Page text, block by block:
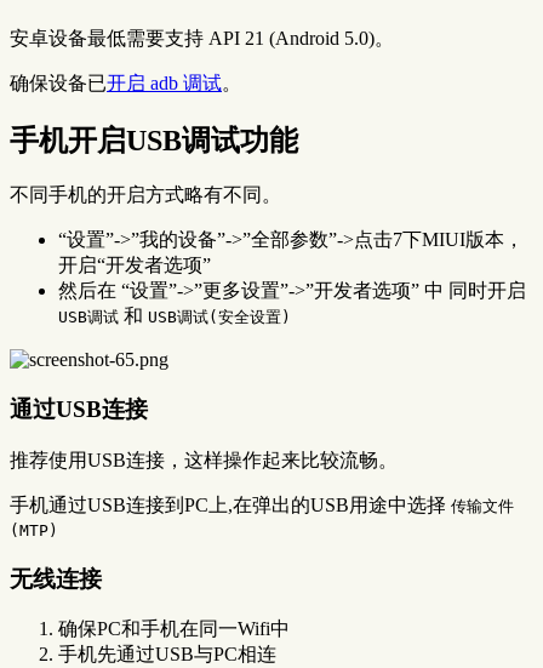
安卓设备最低需要支持 API 21 (Android 5.0)。
确保设备已开启 adb 调试。
手机开启USB调试功能
不同手机的开启方式略有不同。
“设置”->”我的设备”->”全部参数”->点击7下MIUI版本，
开启“开发者选项”
然后在 “设置”->”更多设置”->”开发者选项” 中 同时开启
USB调试 和 USB调试(安全设置)
通过USB连接
推荐使用USB连接，这样操作起来比较流畅。
手机通过USB连接到PC上,在弹出的USB用途中选择 传输文件
(MTP)
无线连接
确保PC和手机在同一Wifi中
手机先通过USB与PC相连